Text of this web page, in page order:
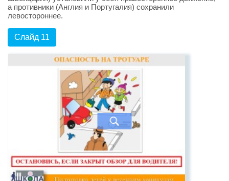
а противники (Англия и Португалия) сохранили
левостороннее.
Слайд 11